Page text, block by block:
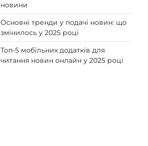
новини
Основні тренди у подачі новин: що
змінилось у 2025 році
Топ-5 мобільних додатків для
читання новин онлайн у 2025 році